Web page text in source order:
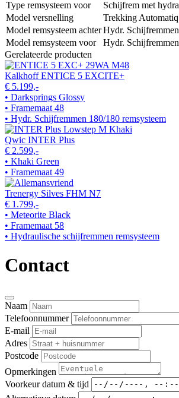
Type remsysteem voor
Schijfrem met
Model versnelling
Trekking Automatiq
Model remsysteem achterHydr.
Model remsysteem voor
Hydr.
Gerelateerde producten
Kalkhoff ENTICE 5 EXCITE+
€ 5.199,-
• Darksprings Glossy
• Framemaat 48
• Hydr. Schijfremmen 180/180 remsysteem
Qwic INTER Plus
€ 2.599,-
• Khaki Green
• Framemaat 49
Trenergy Silves FHM N7
€ 1.799,-
• Meteorite Black
• Framemaat 58
• Hydraulische schijfremmen remsysteem
Contact
Naam
Telefoonnummer
E-mail
Adres
Postcode
Opmerkingen
Voorkeur datum & tijd